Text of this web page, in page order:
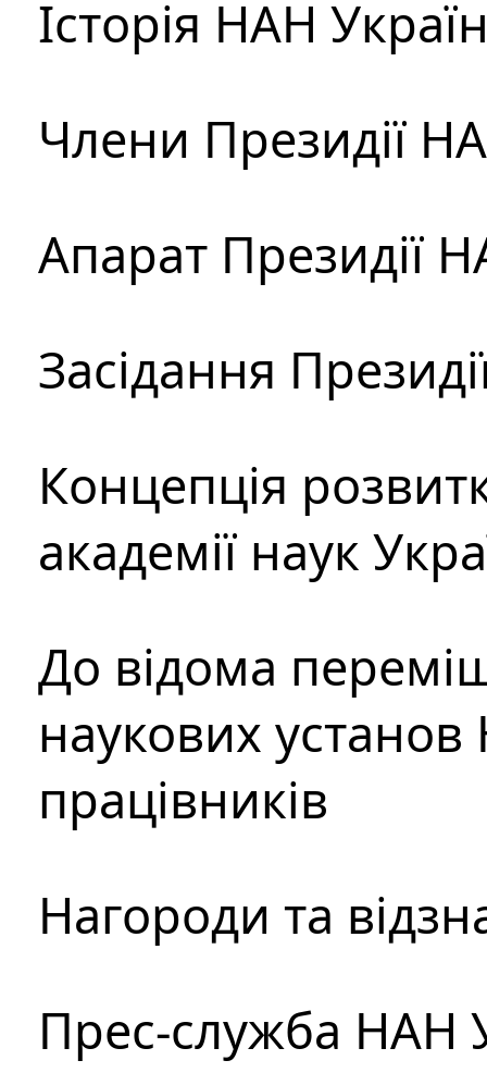
Історія НАН
Члени Президії
Апарат Президії
Засідання
Концепція
академії наук
До відома
наукових установ
працівників
Нагороди та
Прес-служба НАН